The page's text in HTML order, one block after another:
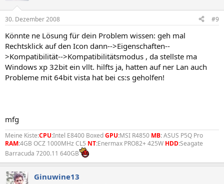
30. Dezember 2008 #9
Könnte ne Lösung für dein Problem wissen: geh mal
Rechtsklick auf den Icon dann-->Eigenschaften--
>Kompatibilität-->Kompatibilitätsmodus , da stellste ma
Windows xp 32bit ein vllt. hilfts ja, hatten auf ner Lan auch
Probleme mit 64bit vista hat bei cs:s geholfen!
mfg
Meine Kiste:CPU:Intel E8400 BoxedGPU:MSI R4850 MB:ASUS P5Q Pro
RAM:4GB OCZ 1000MHz CL5 NT:Enermax PRO82+ 425W HDD:Seagate
Barracuda 7200.11 640GB
Ginuwine13